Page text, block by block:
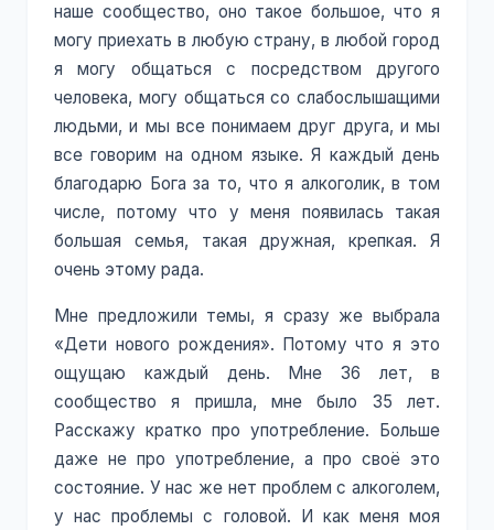
наше сообщество, оно такое большое, что я
могу приехать в любую страну, в любой город
я могу общаться с посредством другого
человека, могу общаться со слабослышащими
людьми, и мы все понимаем друг друга, и мы
все говорим на одном языке. Я каждый день
благодарю Бога за то, что я алкоголик, в том
числе, потому что у меня появилась такая
большая семья, такая дружная, крепкая. Я
очень этому рада.
Мне предложили темы, я сразу же выбрала
«Дети нового рождения». Потому что я это
ощущаю каждый день. Мне 36 лет, в
сообщество я пришла, мне было 35 лет.
Расскажу кратко про употребление. Больше
даже не про употребление, а про своё это
состояние. У нас же нет проблем с алкоголем,
у нас проблемы с головой. И как меня моя